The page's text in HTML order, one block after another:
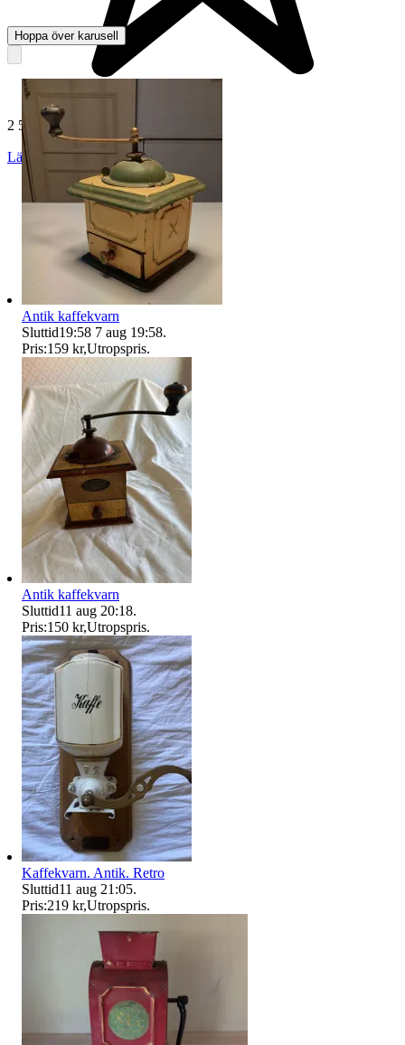
2 505 omdömen
Läs omdömen Följ
Hoppa över karusell
Antik kaffekvarn
Sluttid19:58 7 aug 19:58.
Pris:159 kr,Utropspris.
Antik kaffekvarn
Sluttid11 aug 20:18.
Pris:150 kr,Utropspris.
Kaffekvarn. Antik. Retro
Sluttid11 aug 21:05.
Pris:219 kr,Utropspris.